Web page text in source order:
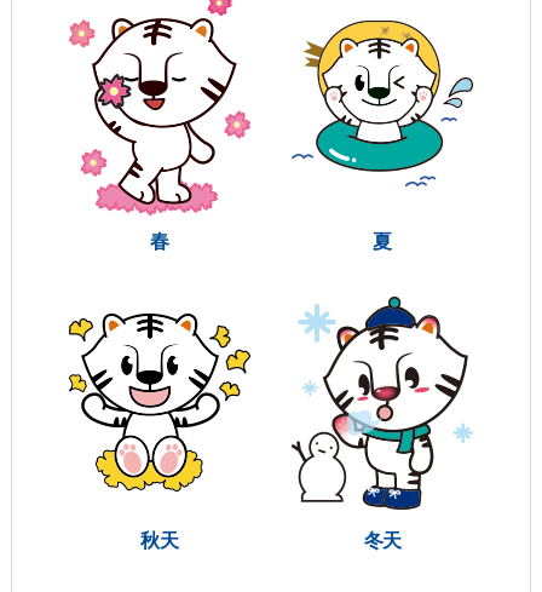
春 夏
秋天 冬天